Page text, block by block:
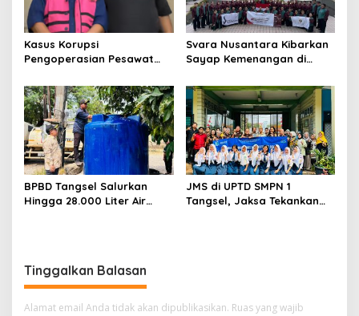
Kasus Korupsi
Pengoperasian Pesawat
Development Ditetapkan
Tersangka
Svara Nusantara Kibarkan
Sayap Kemenangan di
BPBD Tangsel Salurkan
Hingga 28.000 Liter Air
JMS di UPTD SMPN 1
Tangsel, Jaksa Tekankan
Tinggalkan Balasan
Alamat email Anda tidak akan dipublikasikan. Ruas yang wajib